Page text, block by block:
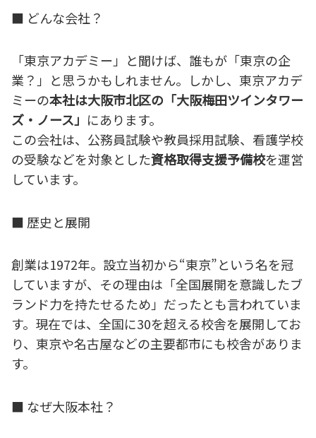
■ どんな会社？
「東京アカデミー」と聞けば、誰もが「東京の企
業？」と思うかもしれません。しかし、東京アカデ
ミーの本社は大阪市北区の「大阪梅田ツインタワー
ズ・ノース」 にあります。
この会社は、公務員試験や教員採用試験、看護学校
の受験などを対象とした資格取得支援予備校を運営
しています。
■ 歴史と展開
創業は1972年。設立当初から“東京”という名を冠
していますが、その理由は「全国展開を意識したブ
ランド力を持たせるため」だったとも言われていま
す。現在では、全国に30を超える校舎を展開してお
り、東京や名古屋などの主要都市にも校舎がありま
す。
■ なぜ大阪本社？